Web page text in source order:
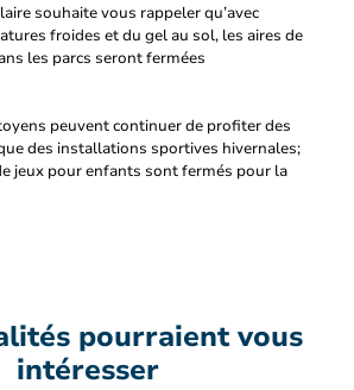
souhaite vous rappeler qu’avec
froides et du gel au sol, les aires de
les parcs seront fermées
peuvent continuer de profiter des
des installations sportives hivernales;
jeux pour enfants sont fermés pour la
pourraient vous
intéresser